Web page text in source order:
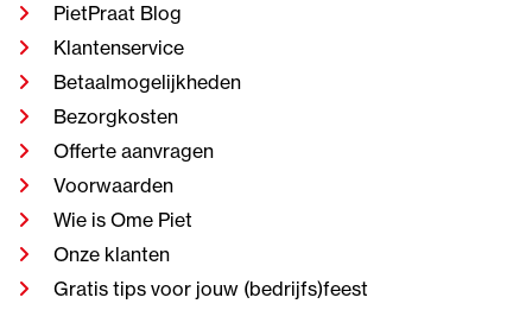
PietPraat Blog
Klantenservice
Betaalmogelijkheden
Bezorgkosten
Offerte aanvragen
Voorwaarden
Wie is Ome Piet
Onze klanten
Gratis tips voor jouw (bedrijfs)feest